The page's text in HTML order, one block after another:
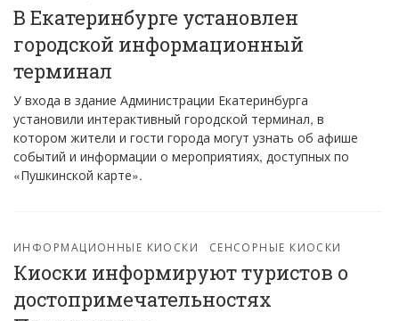
В Екатеринбурге установлен
городской информационный
терминал
У входа в здание Администрации Екатеринбурга
установили интерактивный городской терминал, в
котором жители и гости города могут узнать об афише
событий и информации о мероприятиях, доступных по
«Пушкинской карте».
ИНФОРМАЦИОННЫЕ КИОСКИ СЕНСОРНЫЕ КИОСКИ
Киоски информируют туристов о
достопримечательностях